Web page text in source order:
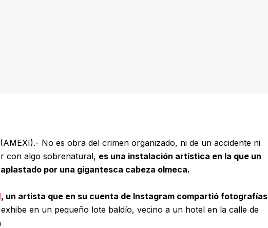
No es obra del crimen organizado, ni de un accidente ni
con algo sobrenatural, es una instalación artística en la que un
por una gigantesca cabeza olmeca.
, un artista que en su cuenta de Instagram compartió fotografías
en un pequeño lote baldío, vecino a un hotel en la calle de